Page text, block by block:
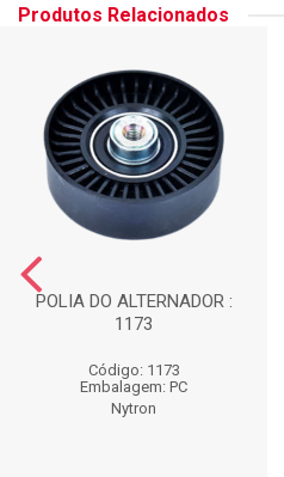
Produtos Relacionados
POLIA DO ALTERNADOR :
1173
Código: 1173
Embalagem: PC
Nytron